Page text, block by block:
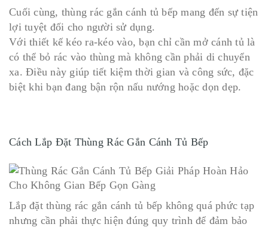
Cuối cùng, thùng rác gắn cánh tủ bếp mang đến sự tiện
lợi tuyệt đối cho người sử dụng.
Với thiết kế kéo ra-kéo vào, bạn chỉ cần mở cánh tủ là
có thể bỏ rác vào thùng mà không cần phải di chuyển
xa. Điều này giúp tiết kiệm thời gian và công sức, đặc
biệt khi bạn đang bận rộn nấu nướng hoặc dọn dẹp.
Cách Lắp Đặt Thùng Rác Gắn Cánh Tủ Bếp
Lắp đặt thùng rác gắn cánh tủ bếp không quá phức tạp
nhưng cần phải thực hiện đúng quy trình để đảm bảo